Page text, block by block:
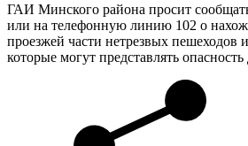
ГАИ Минского района просит
или на телефонную линию 102 о
проезжей части нетрезвых пешеходов
которые могут представлять